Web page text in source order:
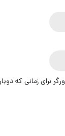
برای زمانی که